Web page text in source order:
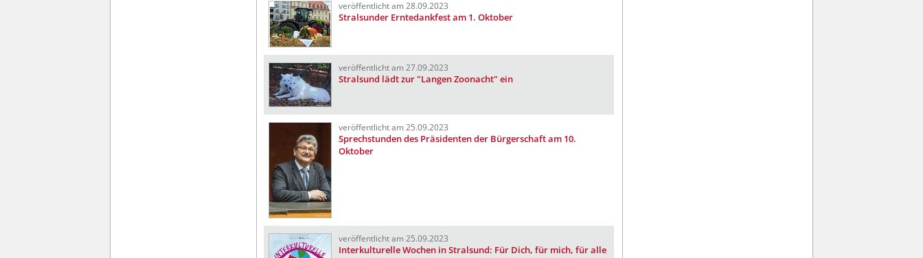
veröffentlicht am 28.09.2023
Stralsunder Erntedankfest am 1. Oktober
veröffentlicht am 27.09.2023
Stralsund lädt zur "Langen Zoonacht" ein
veröffentlicht am 25.09.2023
Sprechstunden des Präsidenten der Bürgerschaft am 10.
Oktober
veröffentlicht am 25.09.2023
Interkulturelle Wochen in Stralsund: Für Dich, für mich, für alle